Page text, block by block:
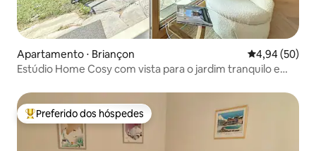
Apartamento ⋅ Briançon 4,94 de uma
4,94 (50)
Estúdio Home Cosy com vista para o jardim tranquilo e
Entre os melhores preferidos dos hóspedes
Preferido dos hóspedes